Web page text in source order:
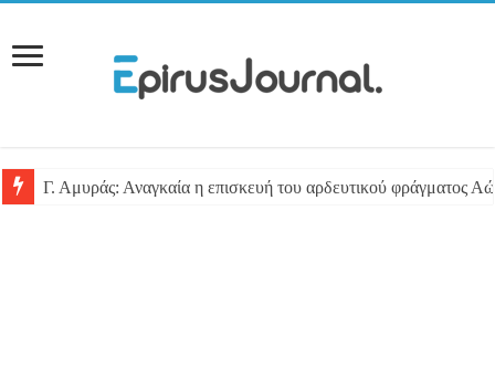
Γ. Αμυράς: Αναγκαία η επισκευή του αρδευτικού φράγματος